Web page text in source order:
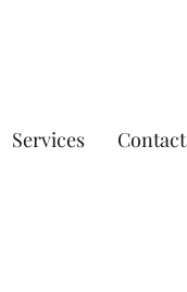
Services Contact